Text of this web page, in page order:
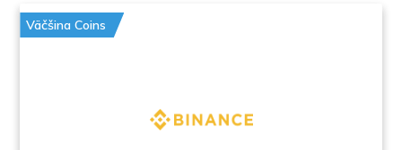
Väčšina Coins